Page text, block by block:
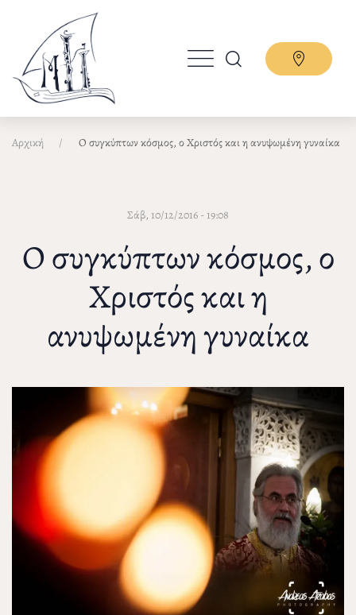
κυρίως
περιεχόμενο
Αρχική Ο συγκύπτων κόσμος, ο Χριστός και η ανυψωμένη γυναίκα
Σάβ, 10/12/2016 - 19:08
Ο συγκύπτων κόσμος, ο
Χριστός και η
ανυψωμένη γυναίκα